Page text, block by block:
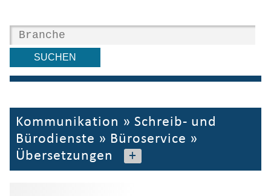
Kommunikation » Schreib- und
Bürodienste » Büroservice »
Übersetzungen
+